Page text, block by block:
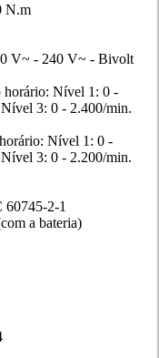
N.m
V~ - 240 V~ - Bivolt
horário: Nível 1: 0 -
3: 0 - 2.400/min.
Nível 1: 0 -
3: 0 - 2.200/min.
60745-2-1
a bateria)